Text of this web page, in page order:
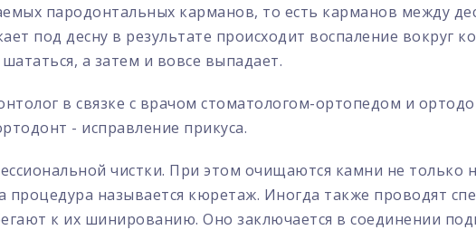
пародонтальных карманов, то есть карманов между
под десну в результате происходит воспаление вокруг
а затем и вовсе выпадает.
в связке с врачом стоматологом-ортопедом и
- исправление прикуса.
чистки. При этом очищаются камни не только
называется кюретаж. Иногда также проводят
к их шинированию. Оно заключается в соединении